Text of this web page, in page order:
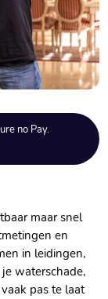
no Pay.
maar snel
en
in leidingen,
waterschade,
pas te laat